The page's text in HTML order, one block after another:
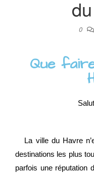
0
Que
La ville du Havre
destinations les plus
parfois une réputation